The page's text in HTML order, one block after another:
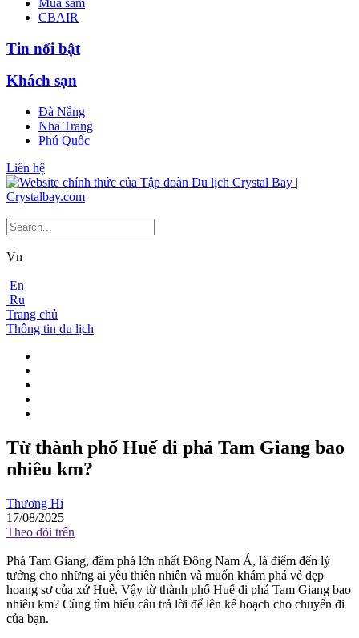
Mua sắm
CBAIR
Tin nổi bật
Khách sạn
Đà Nẵng
Nha Trang
Phú Quốc
Liên hệ
Vn
En
Ru
Trang chủ
Thông tin du lịch
Từ thành phố Huế đi phá Tam Giang bao
nhiêu km?
Thương Hi
17/08/2025
Theo dõi trên
Phá Tam Giang, đầm phá lớn nhất Đông Nam Á, là điểm đến lý
tưởng cho những ai yêu thiên nhiên và muốn khám phá vẻ đẹp
hoang sơ của xứ Huế. Vậy từ thành phố Huế đi phá Tam Giang bao
nhiêu km? Cùng tìm hiểu câu trả lời để lên kế hoạch cho chuyến đi
của bạn.